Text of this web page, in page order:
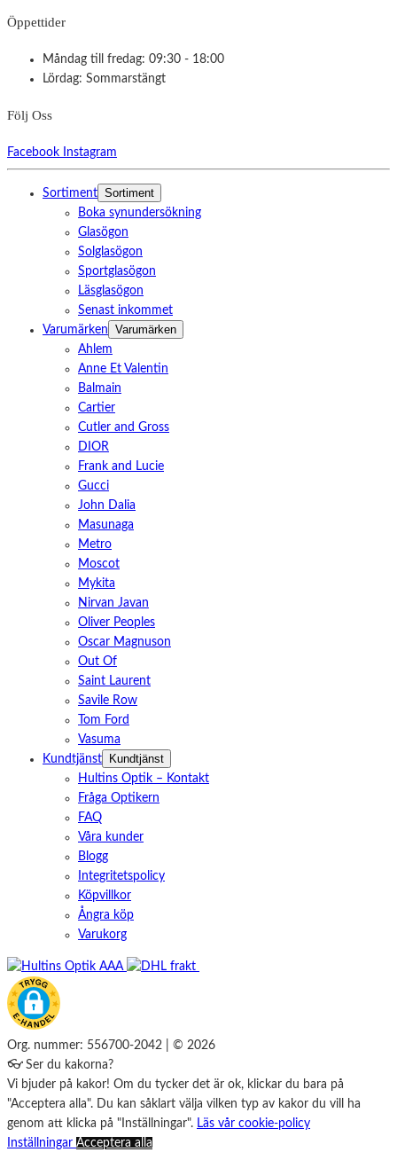
Öppettider
Måndag till fredag: 09:30 - 18:00
Lördag: Sommarstängt
Följ Oss
Facebook Instagram
Sortiment Sortiment
Boka synundersökning
Glasögon
Solglasögon
Sportglasögon
Läsglasögon
Senast inkommet
Varumärken
Varumärken
Ahlem
Anne Et Valentin
Balmain
Cartier
Cutler and Gross
DIOR
Frank and Lucie
Gucci
John Dalia
Masunaga
Metro
Moscot
Mykita
Nirvan Javan
Oliver Peoples
Oscar Magnuson
Out Of
Saint Laurent
Savile Row
Tom Ford
Vasuma
Kundtjänst
Kundtjänst
Hultins Optik – Kontakt
Fråga Optikern
FAQ
Våra kunder
Blogg
Integritetspolicy
Köpvillkor
Ångra köp
Varukorg
Org. nummer: 556700-2042 | © 2026
👓 Ser du kakorna?
Vi bjuder på kakor! Om du tycker det är ok, klickar du bara på
"Acceptera alla". Du kan såklart välja vilken typ av kakor du vill ha
genom att klicka på "Inställningar". Läs vår cookie-policy
Inställningar Acceptera alla